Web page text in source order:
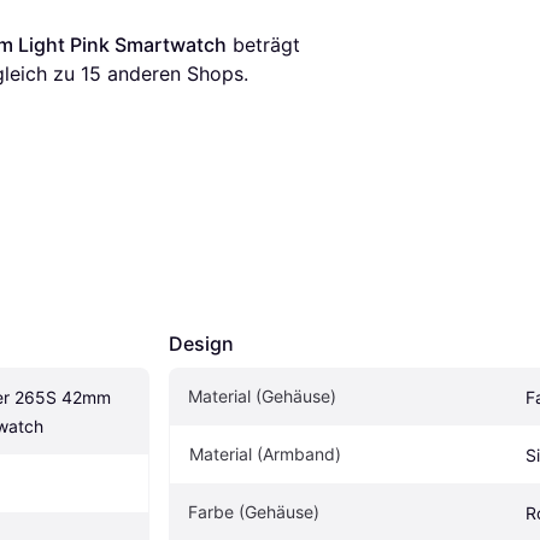
Light Pink Smartwatch beträgt
zu 15 anderen Shops.
265S 42mm
Design
Material (Gehäuse)
Material (Armband)
Farbe (Gehäuse)